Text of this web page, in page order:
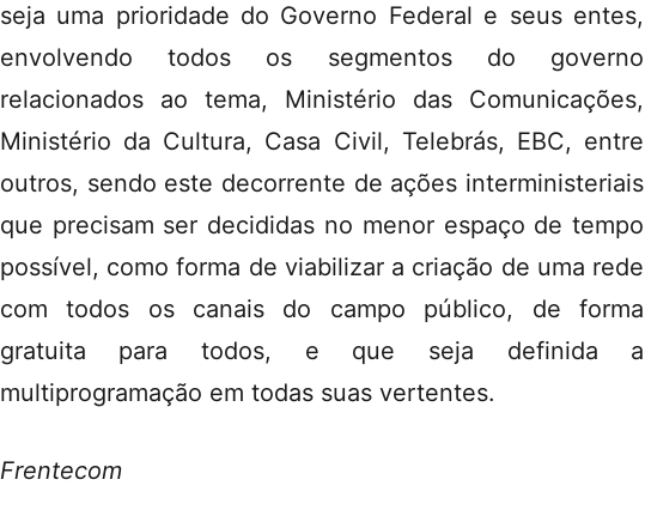
seja uma prioridade do Governo Federal e seus entes,
envolvendo todos os segmentos do governo
relacionados ao tema, Ministério das Comunicações,
Ministério da Cultura, Casa Civil, Telebrás, EBC, entre
outros, sendo este decorrente de ações interministeriais
que precisam ser decididas no menor espaço de tempo
possível, como forma de viabilizar a criação de uma rede
com todos os canais do campo público, de forma
gratuita para todos, e que seja definida a
multiprogramação em todas suas vertentes.
Frentecom